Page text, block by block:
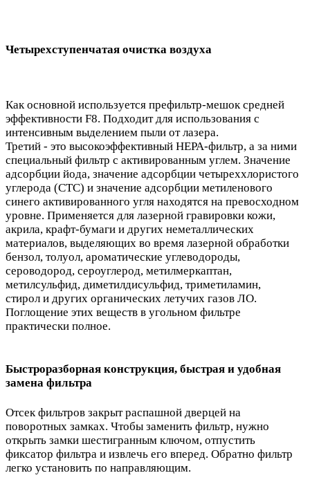
Четырехступенчатая очистка воздуха
Как основной используется префильтр-мешок средней
эффективности F8. Подходит для использования с
интенсивным выделением пыли от лазера.
Третий - это высокоэффективный HEPA-фильтр, а за ними
специальный фильтр с активированным углем. Значение
адсорбции йода, значение адсорбции четыреххлористого
углерода (CTC) и значение адсорбции метиленового
синего активированного угля находятся на превосходном
уровне. Применяется для лазерной гравировки кожи,
акрила, крафт-бумаги и других неметаллических
материалов, выделяющих во время лазерной обработки
бензол, толуол, ароматические углеводороды,
сероводород, сероуглерод, метилмеркаптан,
метилсульфид, диметилдисульфид, триметиламин,
стирол и других органических летучих газов ЛО.
Поглощение этих веществ в угольном фильтре
практически полное.
Быстроразборная конструкция, быстрая и удобная
замена фильтра
Отсек фильтров закрыт распашной дверцей на
поворотных замках. Чтобы заменить фильтр, нужно
открыть замки шестигранным ключом, отпустить
фиксатор фильтра и извлечь его вперед. Обратно фильтр
легко установить по направляющим.